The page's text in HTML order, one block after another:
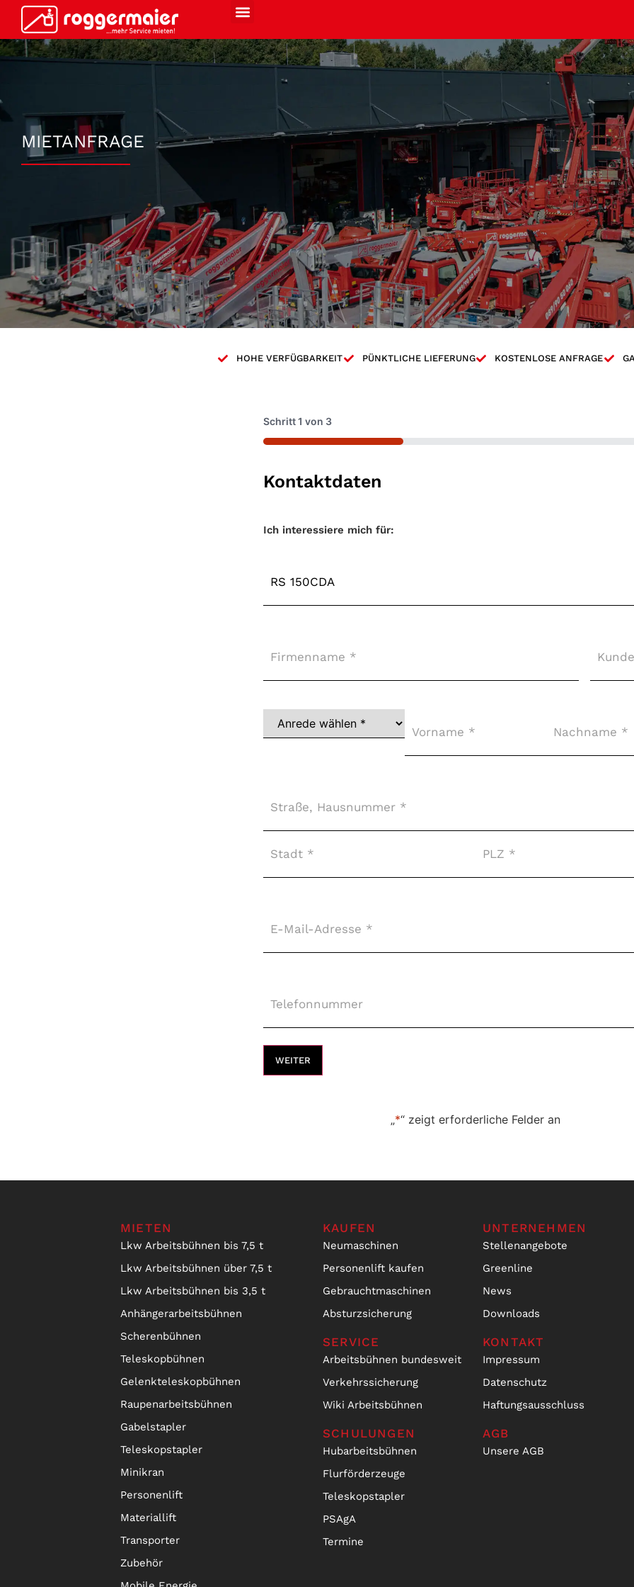
MIETANFRAGE
HOHE VERFÜGBARKEIT PÜNKTLICHE LIEFERUNG KOSTENLOSE ANFRAGE
„*“ zeigt erforderliche Felder an
Schritt1 von 3
33%
Kontaktdaten
Maschinentyp *
Ich interessiere mich für:
Vollständiger
Name*
Mail-
Adresse*
WEITER
MIETEN
Lkw Arbeitsbühnen bis 7,5 t
Lkw Arbeitsbühnen über 7,5 t
Lkw Arbeitsbühnen bis 3,5 t
Anhängerarbeitsbühnen
Scherenbühnen
Teleskopbühnen
Gelenkteleskopbühnen
Raupenarbeitsbühnen
Gabelstapler
Teleskopstapler
Minikran
Personenlift
Materiallift
Transporter
Zubehör
KAUFEN
Neumaschinen
Personenlift kaufen
Gebrauchtmaschinen
Absturzsicherung
SERVICE
Arbeitsbühnen bundesweit
Verkehrssicherung
Wiki Arbeitsbühnen
SCHULUNGEN
Hubarbeitsbühnen
Flurförderzeuge
Teleskopstapler
PSAgA
Termine
UNTERNEHMEN
Stellenangebote
Greenline
News
Downloads
KONTAKT
Impressum
Datenschutz
Haftungsausschluss
AGB
Unsere AGB